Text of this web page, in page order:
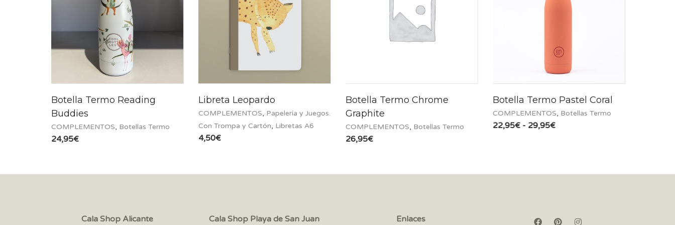
Botella Termo Reading
Buddies
COMPLEMENTOS, Botellas Termo
24,95€
Libreta Leopardo
COMPLEMENTOS, Papelería y Juegos.
Con Trompa y Cartón, Libretas A6
4,50€
Botella Termo Chrome
Graphite
COMPLEMENTOS, Botellas Termo
26,95€
Botella Termo Pastel Coral
COMPLEMENTOS, Botellas Termo
22,95€ - 29,95€Rango
hasta
Cala Shop Alicante Cala Shop Playa de San Juan Enlaces